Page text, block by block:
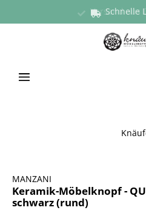
Schnelle
Versand aus
MANZANI
Keramik-Möbelknopf -
schwarz (rund)